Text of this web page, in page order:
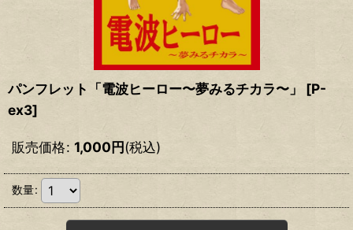
パンフレット「電波ヒーロー〜夢みるチカラ〜」 [P-
ex3]
販売価格: 1,000円(税込)
数量: